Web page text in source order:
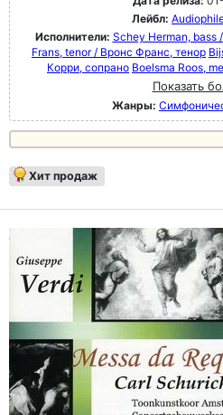
Лейбл:
Исполнители: Schey Herman, bass
Frans, tenor / Вронс Франс, тенор
Корри, сопрано Boelsma Roos,
Показать
Жанры:
Хит продаж